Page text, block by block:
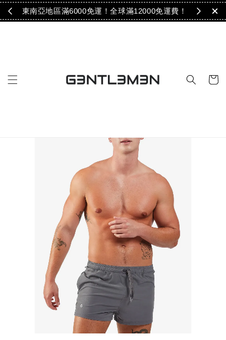
！ 東南亞地區滿6000免運！全球滿12000免運費！